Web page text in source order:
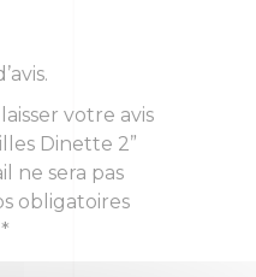
votre avis
Dinette 2”
ne sera pas
obligatoires
*